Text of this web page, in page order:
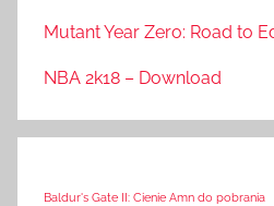
Mutant Year Zero: Road to
NBA 2k18 – Download
Baldur's Gate II: Cienie Amn do pobrania